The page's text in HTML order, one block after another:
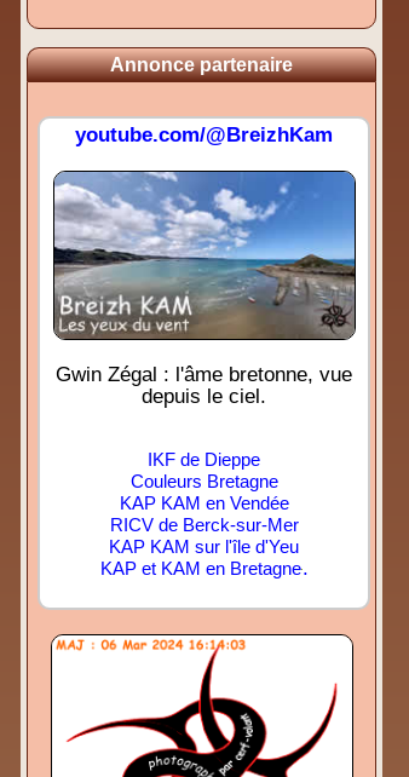
Annonce partenaire
youtube.com/@BreizhKam
Gwin Zégal : l'âme bretonne, vue
depuis le ciel.
IKF de Dieppe
Couleurs Bretagne
KAP KAM en Vendée
RICV de Berck-sur-Mer
KAP KAM sur l'île d'Yeu
KAP et KAM en Bretagne.